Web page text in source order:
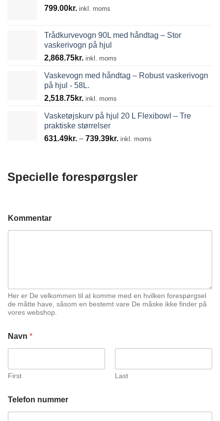
799.00kr. inkl. moms
Trådkurvevogn 90L med håndtag – Stor
vaskerivogn på hjul
2,868.75kr. inkl. moms
Vaskevogn med håndtag – Robust vaskerivogn
på hjul - 58L.
2,518.75kr. inkl. moms
Vasketøjskurv på hjul 20 L Flexibowl – Tre
praktiske størrelser
631.49kr. – 739.39kr. Prisinterval:
inkl. moms
Specielle forespørgsler
Kommentar
Her er De velkommen til at komme med en hvilken forespørgsel
de måtte have, såsom en bestemt vare De måske ikke finder på
vores webshop.
Navn *
First Last
u
m
Telefon nummer